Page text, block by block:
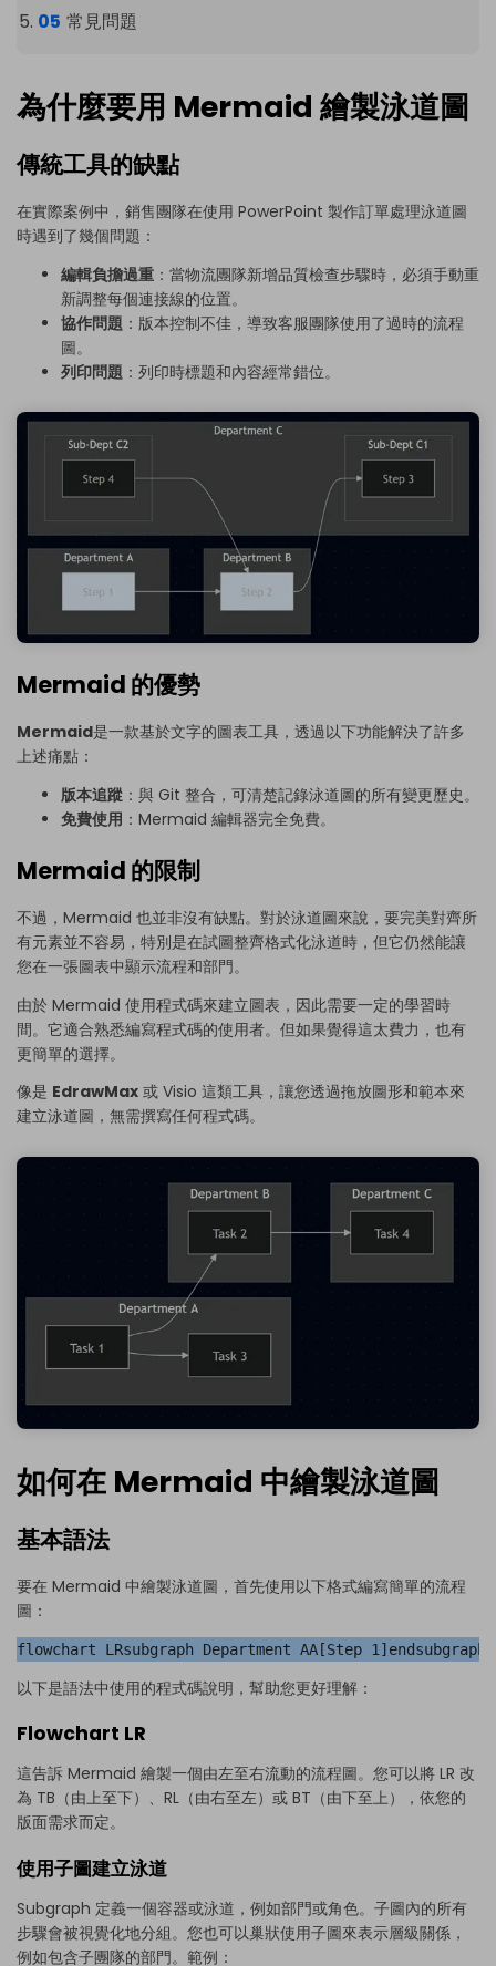
常見問題
為什麼要用 Mermaid 繪製泳道圖
傳統工具的缺點
在實際案例中，銷售團隊在使用 PowerPoint 製作訂單處理泳道圖
時遇到了幾個問題：
編輯負擔過重 ：當物流團隊新增品質檢查步驟時，必須手動重
新調整每個連接線的位置。
協作問題 ：版本控制不佳，導致客服團隊使用了過時的流程
圖。
列印問題 ：列印時標題和內容經常錯位。
Mermaid 的優勢
Mermaid是一款基於文字的圖表工具，透過以下功能解決了許多
上述痛點：
版本追蹤 ：與 Git 整合，可清楚記錄泳道圖的所有變更歷史。
免費使用 ：Mermaid 編輯器完全免費。
Mermaid 的限制
不過，Mermaid 也並非沒有缺點。對於泳道圖來說，要完美對齊所
有元素並不容易，特別是在試圖整齊格式化泳道時，但它仍然能讓
您在一張圖表中顯示流程和部門。
由於 Mermaid 使用程式碼來建立圖表，因此需要一定的學習時
間。它適合熟悉編寫程式碼的使用者。但如果覺得這太費力，也有
更簡單的選擇。
像是 EdrawMax 或 Visio 這類工具，讓您透過拖放圖形和範本來
建立泳道圖，無需撰寫任何程式碼。
如何在 Mermaid 中繪製泳道圖
基本語法
要在 Mermaid 中繪製泳道圖，首先使用以下格式編寫簡單的流程
圖：
flowchart LRsubgraph Department AA[Step
以下是語法中使用的程式碼說明，幫助您更好理解：
Flowchart LR
這告訴 Mermaid 繪製一個由左至右流動的流程圖。您可以將 LR 改
為 TB（由上至下）、RL（由右至左）或 BT（由下至上），依您的
版面需求而定。
使用子圖建立泳道
Subgraph 定義一個容器或泳道，例如部門或角色。子圖內的所有
步驟會被視覺化地分組。您也可以巢狀使用子圖來表示層級關係，
例如包含子團隊的部門。範例：